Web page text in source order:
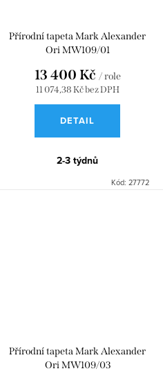
Přírodní tapeta Mark Alexander
Ori MW109/01
11 074,38 Kč bez DPH
13 400 Kč / role
DETAIL
2-3 týdnů
Kód: 27772
Přírodní tapeta Mark Alexander
Ori MW109/03